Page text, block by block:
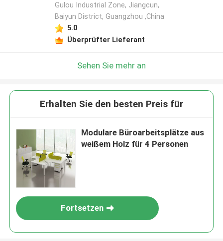
Gulou Industrial Zone, Jiangcun,
Baiyun District, Guangzhou ,China
5.0
Überprüfter Lieferant
Sehen Sie mehr an
Erhalten Sie den besten Preis für
Modulare Büroarbeitsplätze aus
weißem Holz für 4 Personen
Fortsetzen